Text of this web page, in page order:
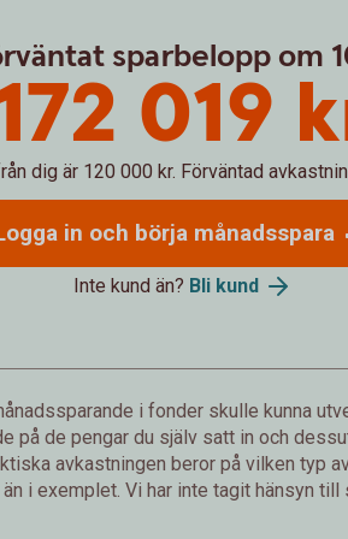
sparbelopp om
019
dig är 120 000 kr. Förväntad
in och börja månadsspara
Inte kund än? Bli kund
i fonder skulle kunna
på de pengar du själv satt in och
avkastningen beror på vilken typ
i exemplet. Vi har inte tagit hänsyn